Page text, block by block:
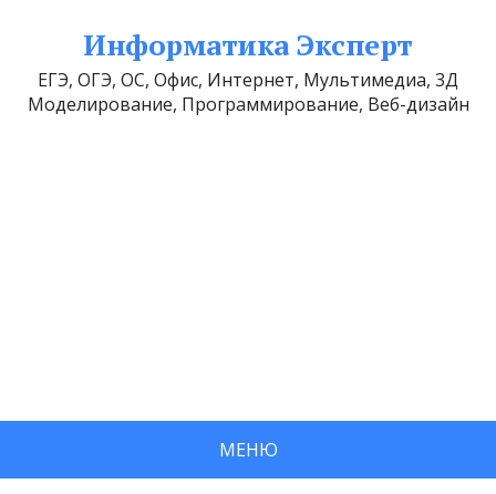
Информатика Эксперт
ЕГЭ, ОГЭ, ОС, Офис, Интернет, Мультимедиа, 3Д
Моделирование, Программирование, Веб-дизайн
МЕНЮ